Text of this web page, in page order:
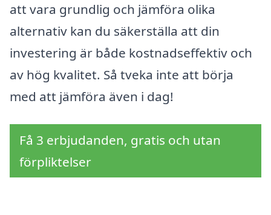
att vara grundlig och jämföra olika
alternativ kan du säkerställa att din
investering är både kostnadseffektiv och
av hög kvalitet. Så tveka inte att börja
med att jämföra även i dag!
Få 3 erbjudanden, gratis och utan
förpliktelser